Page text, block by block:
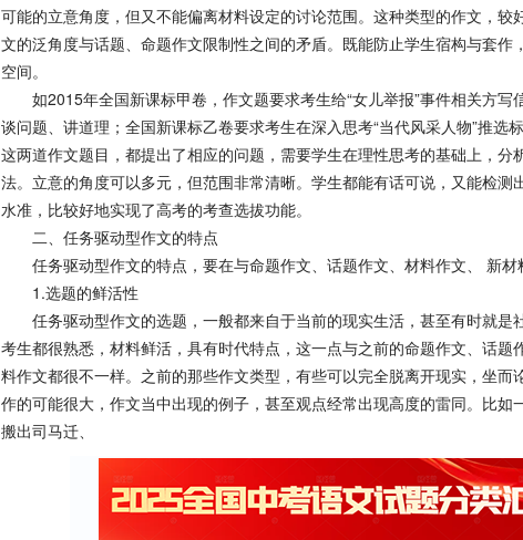
可能的立意角度，但又不能偏离材料设定的讨论范围。这种类型的作文，较
文的泛角度与话题、命题作文限制性之间的矛盾。既能防止学生宿构与套作
空间。
如2015年全国新课标甲卷，作文题要求考生给“女儿举报”事件相关方写
谈问题、讲道理；全国新课标乙卷要求考生在深入思考“当代风采人物”推选
这两道作文题目，都提出了相应的问题，需要学生在理性思考的基础上，分
法。立意的角度可以多元，但范围非常清晰。学生都能有话可说，又能检测
水准，比较好地实现了高考的考查选拔功能。
二、任务驱动型作文的特点
任务驱动型作文的特点，要在与命题作文、话题作文、材料作文、 新材
1.选题的鲜活性
任务驱动型作文的选题，一般都来自于当前的现实生活，甚至有时就是
考生都很熟悉，材料鲜活，具有时代特点，这一点与之前的命题作文、话题
料作文都很不一样。之前的那些作文类型，有些可以完全脱离开现实，坐而
作的可能很大，作文当中出现的例子，甚至观点经常出现高度的雷同。比如
搬出司马迁、